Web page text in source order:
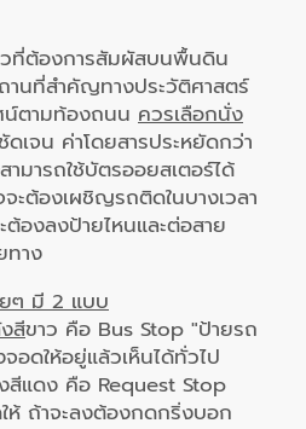
ที่ต้องการสัมผัสบนพื้นดิน
านที่สำคัญทางประวัติศาสตร์
ตามท้องถนน ควรเลือกนั่ง
ดเจน ค่าโดยสารประหยัดกว่า
มารถใช้บัตรออยสเตอร์ได้
ะต้องเผชิญรถติดในบางเวลา
ต้องลงป้ายไหนและต่อสาย
ทาง
ยๆ มี 2 แบบ
สีขาว คือ Bus Stop "ป้ายรถ
อดให้อยู่แล้วเห็นได้ทั่วไป
แดง คือ Request Stop
ถ้าจะลงต้องกดกริ่งบอก